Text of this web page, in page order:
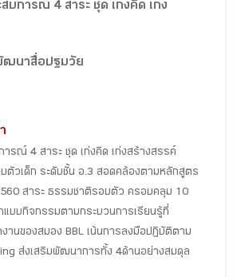
ฒนาสื่อปฐมวัย
ารณ์ 4 สาระ ชุด เก่งคิด เก่งสร้างสรรค์
ตัวเด็ก ระดับชั้น อ.3 สอดคล้องตามหลักสูตร
สาระ ธรรมชาติรอบตัว ครอบคลุม 10
แบบกิจกรรมตามกระบวนการเรียนรู้ที่
านของสมอง BBL เน้นการลงมือปฏิบัติตาม
ส่งเสริมพัฒนาการทั้ง 4ด้านอย่างสมดุล